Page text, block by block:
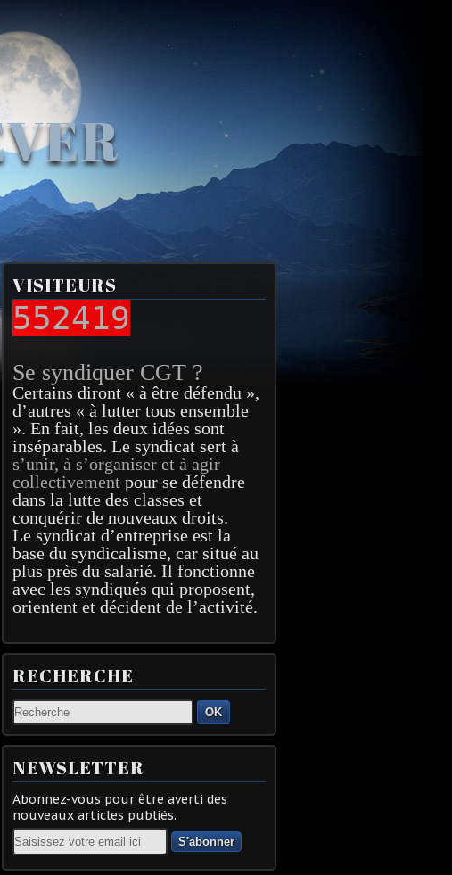
VISITEURS
552419
Se syndiquer CGT ?
Certains diront « à être défendu »,
d’autres « à lutter tous ensemble
». En fait, les deux idées sont
inséparables. Le syndicat sert à
s’unir, à s’organiser et à agir
collectivement pour se défendre
dans la lutte des classes et
conquérir de nouveaux droits.
Le syndicat d’entreprise est la
base du syndicalisme, car situé au
plus près du salarié. Il fonctionne
avec les syndiqués qui proposent,
orientent et décident de l’activité.
RECHERCHE
OK
NEWSLETTER
Abonnez-vous pour être averti des
nouveaux articles publiés.
Email